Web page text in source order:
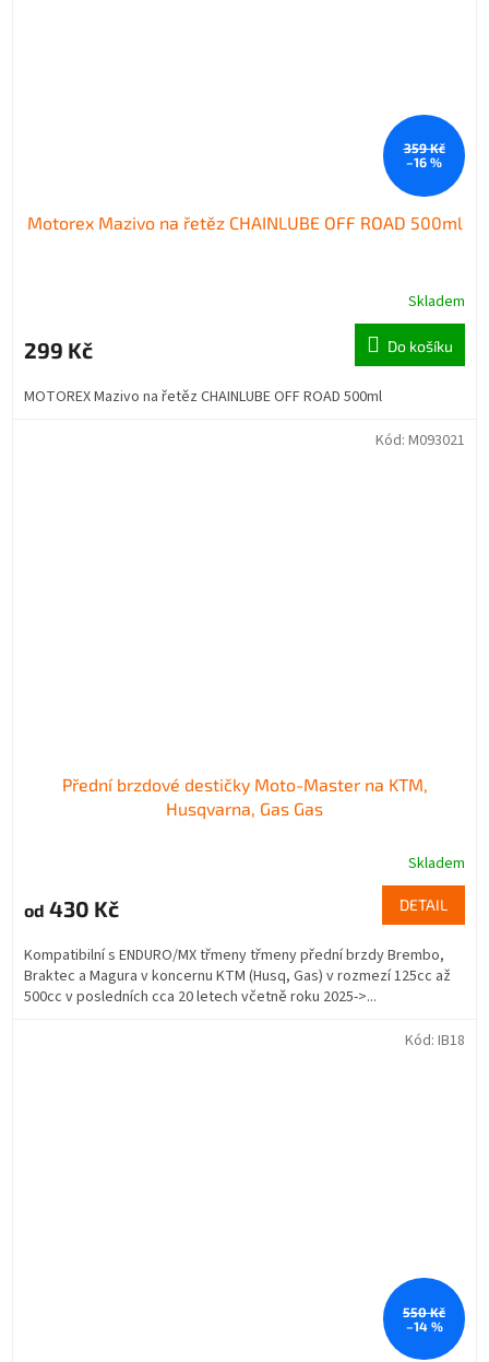
359 Kč
–16 %
Motorex Mazivo na řetěz CHAINLUBE OFF ROAD 500ml
Skladem
299 Kč Do košíku
MOTOREX Mazivo na řetěz CHAINLUBE OFF ROAD 500ml
Přední brzdové destičky Moto-Master na KTM,
Husqvarna, Gas Gas
Skladem
od 430 Kč DETAIL
Kompatibilní s ENDURO/MX třmeny třmeny přední brzdy Brembo,
Braktec a Magura v koncernu KTM (Husq, Gas) v rozmezí 125cc až
500cc v posledních cca 20 letech včetně roku 2025->...
Kód: M093021
550 Kč
–14 %
Kód: IB18